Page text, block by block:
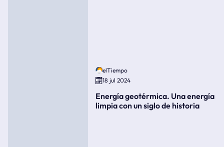
elTiempo
18 jul 2024
Energía geotérmica. Una energía
limpia con un siglo de historia